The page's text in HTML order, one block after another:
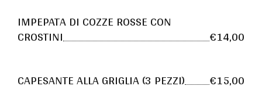
IMPEPATA DI COZZE ROSSE CON
CROSTINI €14,00
CAPESANTE ALLA GRIGLIA (3 PEZZI) €15,00